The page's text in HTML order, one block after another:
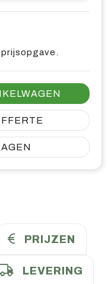
PRIJZEN
LEVERING